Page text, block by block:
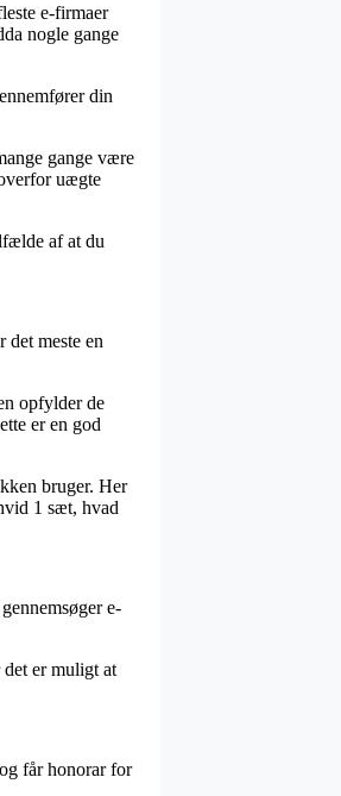
e-firmaer
nogle gange
din
gange være
uægte
af at du
meste en
opfylder de
er en god
bruger. Her
1 sæt, hvad
e-
er muligt at
får honorar for